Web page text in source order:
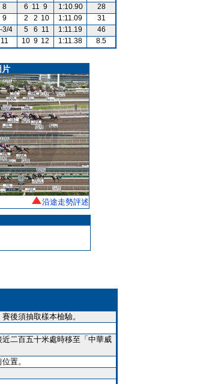
8 6 11 9 1:10.90
28
9 2 2 10 1:11.09
31
3/4 5 6 11 1:11.19
46
11 10 9 12 1:11.38 8.5
片
沿途走勢評述
後須抽取樣本檢驗。
二百五十米處時移至「中華威
置。